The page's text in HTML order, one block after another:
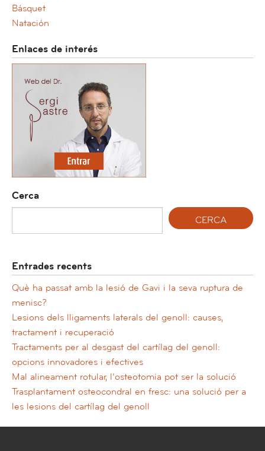
Básquet
Natación
Enlaces de interés
Cerca
Entrades recents
Què ha passat amb la lesió de Gavi i la seva ruptura de
menisc?
Lesions dels lligaments laterals del genoll: causes,
tractament i recuperació
Tractaments per al desgast del cartílag del genoll:
opcions innovadores i efectives
Mal alineament rotular, l’osteotomia pot ser la solució
Trasplantament osteocondral en fresc: una solució per a
les lesions del cartílag del genoll